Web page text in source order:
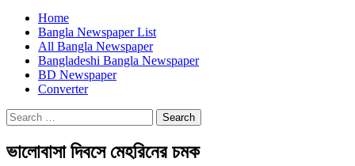
Home
Bangla Newspaper List
All Bangla Newspaper
Bangladeshi Bangla Newspaper
BD Newspaper
Converter
Search
for:
ভালোবাসা দিবসে মেহরিনের চমক